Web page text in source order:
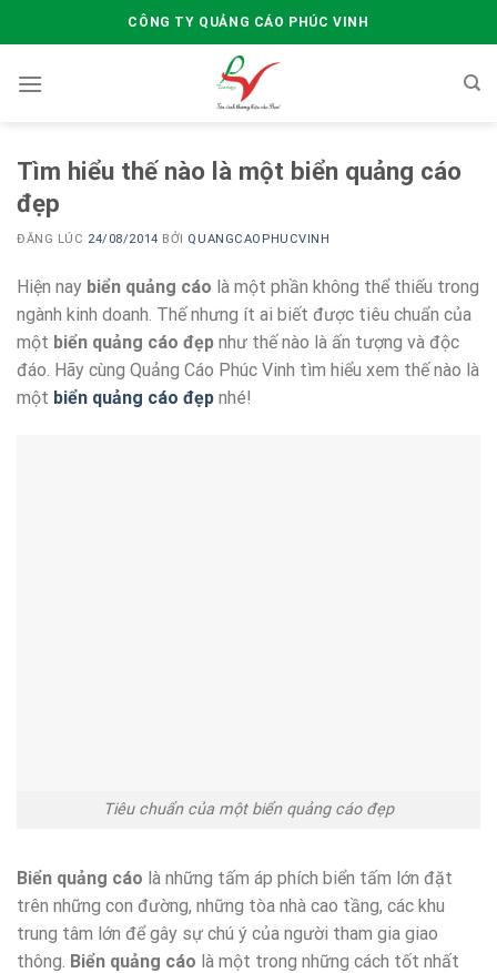
to
CÔNG TY QUẢNG CÁO PHÚC VINH
Tìm hiểu thế nào là một biển quảng cáo
đẹp
ĐĂNG LÚC 24/08/2014 BỞI QUANGCAOPHUCVINH
Hiện nay biển quảng cáo là một phần không thể thiếu trong
ngành kinh doanh. Thế nhưng ít ai biết được tiêu chuẩn của
một biển quảng cáo đẹp như thế nào là ấn tượng và độc
đáo. Hãy cùng Quảng Cáo Phúc Vinh tìm hiểu xem thế nào là
một biển quảng cáo đẹp nhé!
Tiêu chuẩn của một biển quảng cáo đẹp
Biển quảng cáo là những tấm áp phích biển tấm lớn đặt
trên những con đường, những tòa nhà cao tầng, các khu
trung tâm lớn để gây sự chú ý của người tham gia giao
thông. Biển quảng cáo là một trong những cách tốt nhất